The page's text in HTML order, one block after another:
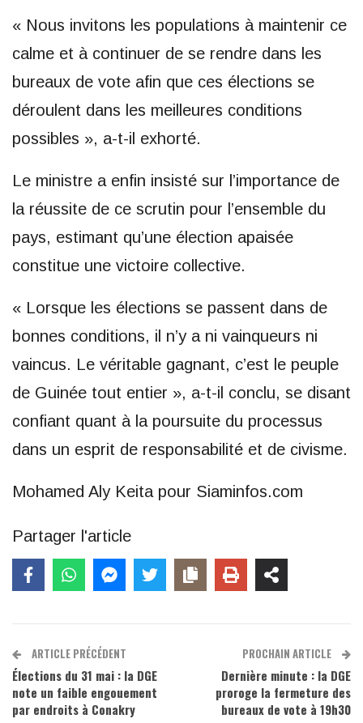
« Nous invitons les populations à maintenir ce
calme et à continuer de se rendre dans les
bureaux de vote afin que ces élections se
déroulent dans les meilleures conditions
possibles », a-t-il exhorté.
Le ministre a enfin insisté sur l’importance de
la réussite de ce scrutin pour l’ensemble du
pays, estimant qu’une élection apaisée
constitue une victoire collective.
« Lorsque les élections se passent dans de
bonnes conditions, il n’y a ni vainqueurs ni
vaincus. Le véritable gagnant, c’est le peuple
de Guinée tout entier », a-t-il conclu, se disant
confiant quant à la poursuite du processus
dans un esprit de responsabilité et de civisme.
Mohamed Aly Keita pour Siaminfos.com
Partager l'article
ARTICLE PRÉCÉDENT
Élections du 31 mai : la DGE
note un faible engouement
par endroits à Conakry
PROCHAIN ARTICLE
Dernière minute : la DGE
proroge la fermeture des
bureaux de vote à 19h30